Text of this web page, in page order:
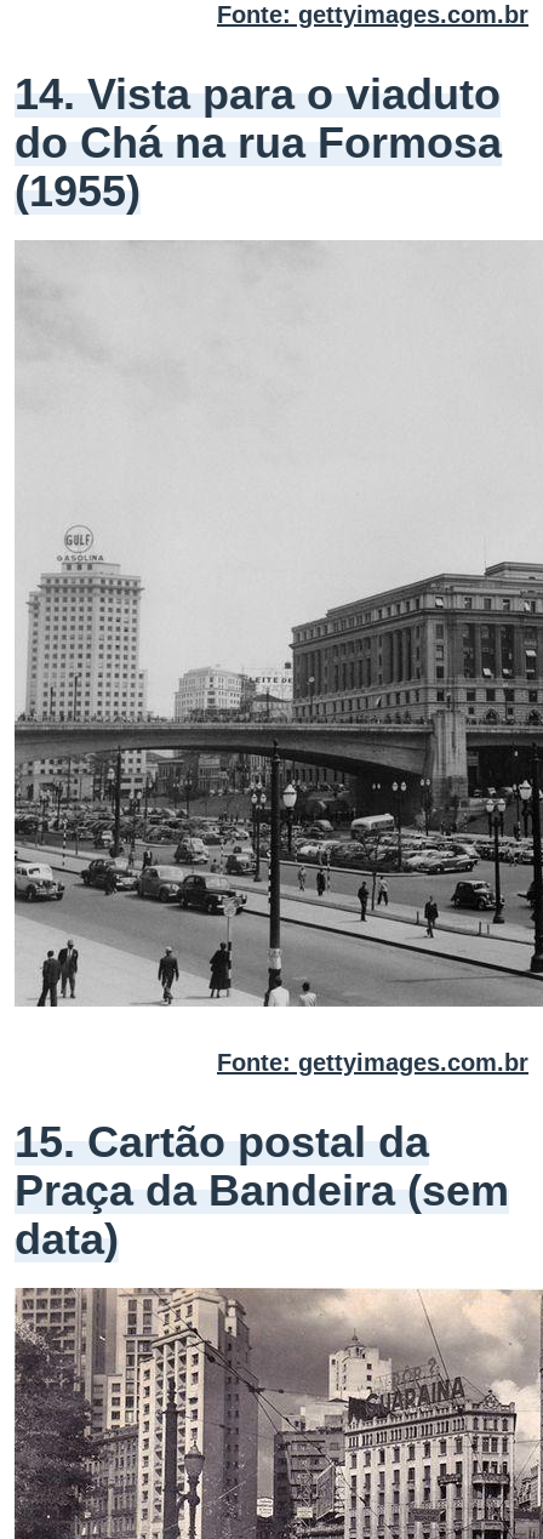
Fonte: gettyimages.com.br
14. Vista para o viaduto
do Chá na rua Formosa
(1955)
Fonte: gettyimages.com.br
15. Cartão postal da
Praça da Bandeira (sem
data)